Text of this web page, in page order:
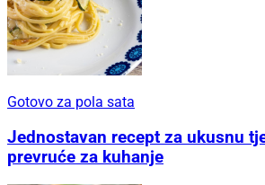
Gotovo za pola sata
Jednostavan recept za ukusnu
prevruće za kuhanje